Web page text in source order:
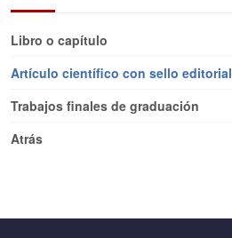
Libro o capítulo
Artículo científico con sello editorial
Trabajos finales de graduación
Atrás